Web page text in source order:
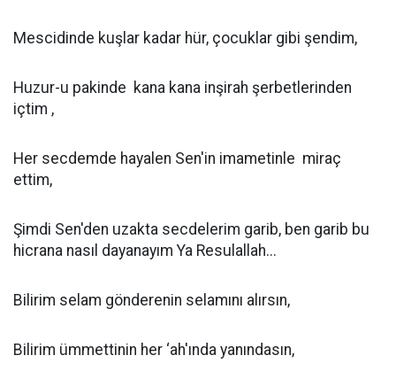
Mescidinde kuşlar kadar hür, çocuklar gibi şendim,
Huzur-u pakinde kana kana inşirah şerbetlerinden
içtim ,
Her secdemde hayalen Sen'in imametinle miraç
ettim,
Şimdi Sen'den uzakta secdelerim garib, ben garib bu
hicrana nasıl dayanayım Ya Resulallah...
Bilirim selam gönderenin selamını alırsın,
Bilirim ümmettinin her ‘ah'ında yanındasın,